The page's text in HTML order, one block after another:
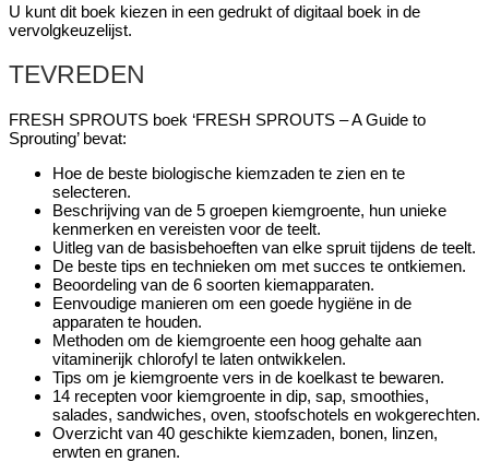
U kunt dit boek kiezen in een gedrukt of digitaal boek in de
vervolgkeuzelijst.
TEVREDEN
FRESH SPROUTS boek ‘FRESH SPROUTS – A Guide to
Sprouting’ bevat:
Hoe de beste biologische kiemzaden te zien en te
selecteren.
Beschrijving van de 5 groepen kiemgroente, hun unieke
kenmerken en vereisten voor de teelt.
Uitleg van de basisbehoeften van elke spruit tijdens de teelt.
De beste tips en technieken om met succes te ontkiemen.
Beoordeling van de 6 soorten kiemapparaten.
Eenvoudige manieren om een goede hygiëne in de
apparaten te houden.
Methoden om de kiemgroente een hoog gehalte aan
vitaminerijk chlorofyl te laten ontwikkelen.
Tips om je kiemgroente vers in de koelkast te bewaren.
14 recepten voor kiemgroente in dip, sap, smoothies,
salades, sandwiches, oven, stoofschotels en wokgerechten.
Overzicht van 40 geschikte kiemzaden, bonen, linzen,
erwten en granen.